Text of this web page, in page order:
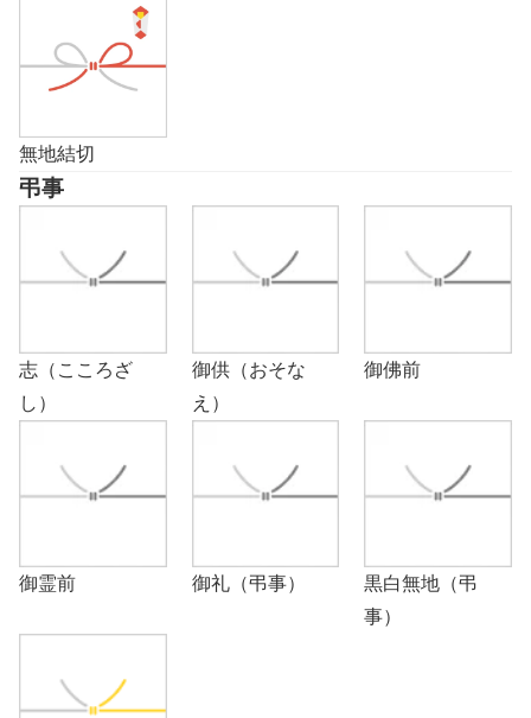
無地結切
弔事
志（こころざ
し）
御供（おそな
え）
御佛前
御霊前 御礼（弔事）
黒白無地（弔
事）